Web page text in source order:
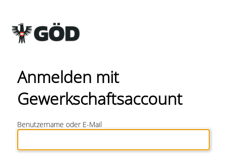
Anmelden mit
Gewerkschaftsaccount
Benutzername oder E-Mail